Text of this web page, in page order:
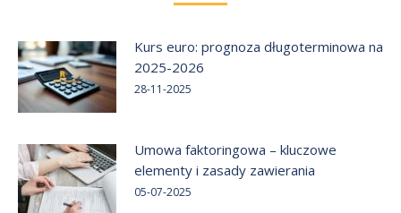
Kurs euro: prognoza długoterminowa na
2025-2026
28-11-2025
Umowa faktoringowa – kluczowe
elementy i zasady zawierania
05-07-2025